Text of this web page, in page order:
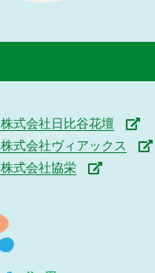
株式会社日比谷花壇
株式会社ヴィアックス
株式会社協栄